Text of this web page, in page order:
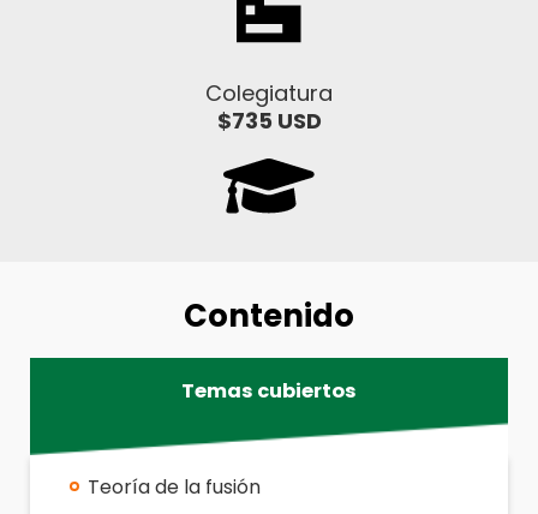
Colegiatura
$735 USD
Contenido
Temas cubiertos
Teoría de la fusión